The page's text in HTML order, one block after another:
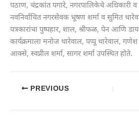
पठाण, चंद्रकांत पगारे, नगरपालिकेचे अधिकारी व
नवनिर्वाचित नगरसेवक भूषण शर्मा व सुमित
पत्रकारांचा पुष्पहार, शाल, श्रीफळ, पेन आणि
कार्यक्रमाला मनोज थारेवाल, पप्पू थारेवाल,
आक्से, स्वप्नील शर्मा, सागर शर्मा उपस्थित होते.
PREVIOUS